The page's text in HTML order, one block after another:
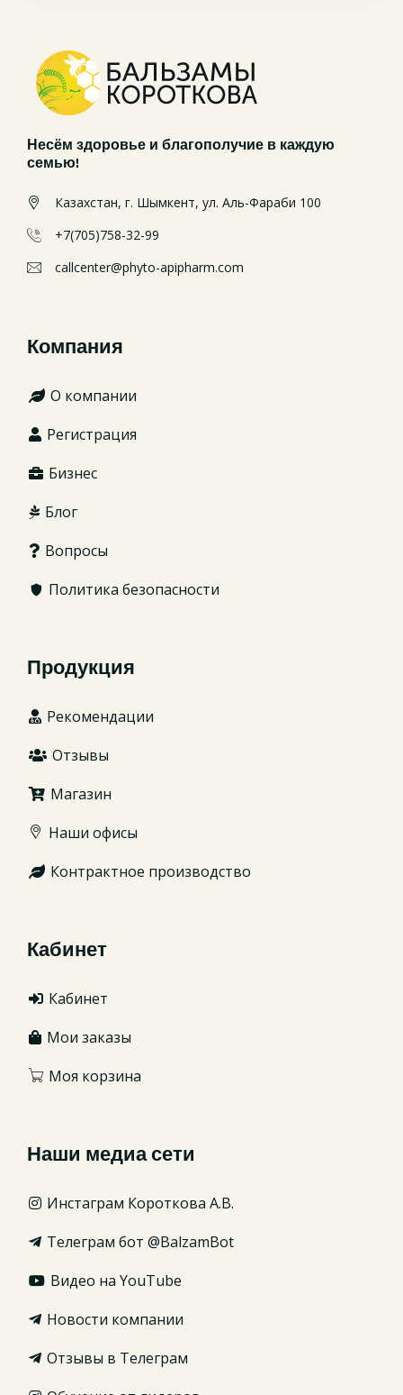
Несём здоровье и благополучие в каждую
семью!
Казахстан, г. Шымкент, ул. Аль-Фараби 100
+7(705)758-32-99
callcenter@phyto-apipharm.com
Компания
О компании
Регистрация
Бизнес
Блог
Вопросы
Политика безопасности
Продукция
Рекомендации
Отзывы
Магазин
Наши офисы
Контрактное производство
Кабинет
Кабинет
Мои заказы
Моя корзина
Наши медиа сети
Инстаграм Короткова А.В.
Телеграм бот @BalzamBot
Видео на YouTube
Новости компании
Отзывы в Телеграм